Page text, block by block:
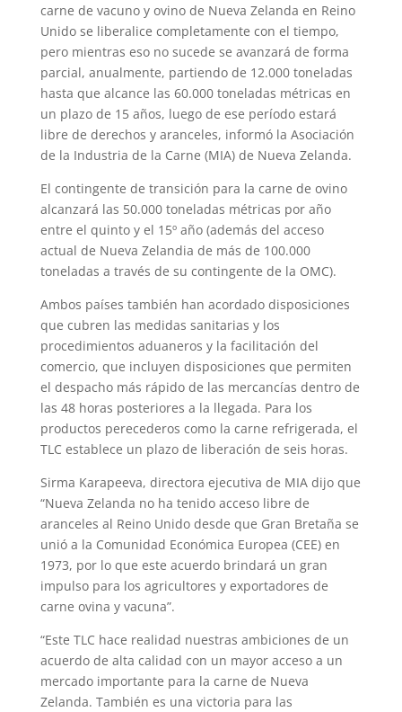
carne de vacuno y ovino de Nueva Zelanda en Reino
Unido se liberalice completamente con el tiempo,
pero mientras eso no sucede se avanzará de forma
parcial, anualmente, partiendo de 12.000 toneladas
hasta que alcance las 60.000 toneladas métricas en
un plazo de 15 años, luego de ese período estará
libre de derechos y aranceles, informó la Asociación
de la Industria de la Carne (MIA) de Nueva Zelanda.
El contingente de transición para la carne de ovino
alcanzará las 50.000 toneladas métricas por año
entre el quinto y el 15º año (además del acceso
actual de Nueva Zelandia de más de 100.000
toneladas a través de su contingente de la OMC).
Ambos países también han acordado disposiciones
que cubren las medidas sanitarias y los
procedimientos aduaneros y la facilitación del
comercio, que incluyen disposiciones que permiten
el despacho más rápido de las mercancías dentro de
las 48 horas posteriores a la llegada. Para los
productos perecederos como la carne refrigerada, el
TLC establece un plazo de liberación de seis horas.
Sirma Karapeeva, directora ejecutiva de MIA dijo que
“Nueva Zelanda no ha tenido acceso libre de
aranceles al Reino Unido desde que Gran Bretaña se
unió a la Comunidad Económica Europea (CEE) en
1973, por lo que este acuerdo brindará un gran
impulso para los agricultores y exportadores de
carne ovina y vacuna”.
“Este TLC hace realidad nuestras ambiciones de un
acuerdo de alta calidad con un mayor acceso a un
mercado importante para la carne de Nueva
Zelanda. También es una victoria para las